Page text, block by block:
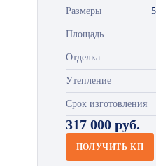
Размеры
Площадь
Отделка
Утепление
Срок изготовления
317 000 руб.
ПОЛУЧИТЬ КП